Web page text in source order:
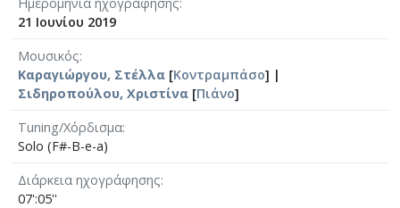
21 Ιουνίου 2019
Μουσικός
Καραγιώργου, Στέλλα [Κοντραμπάσο] |
Σιδηροπούλου, Χριστίνα [Πιάνο]
Tuning/Χόρδισμα
Solo (F#-B-e-a)
Διάρκεια ηχογράφησης
07':05''